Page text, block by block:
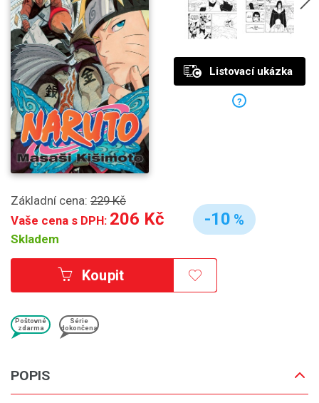
Základní cena: 229 Kč
Vaše cena s DPH: 206 Kč
Skladem
-10 %
Koupit
Poštovné
zdarma
Série
dokončena
POPIS
Listovací ukázka
?